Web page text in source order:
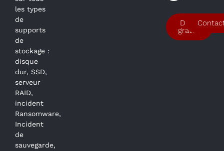
les types
de
supports
de
stockage :
disque
dur, SSD,
serveur
RAID,
incident
Ransomware,
Incident
de
sauvegarde,
Devis
gratuit